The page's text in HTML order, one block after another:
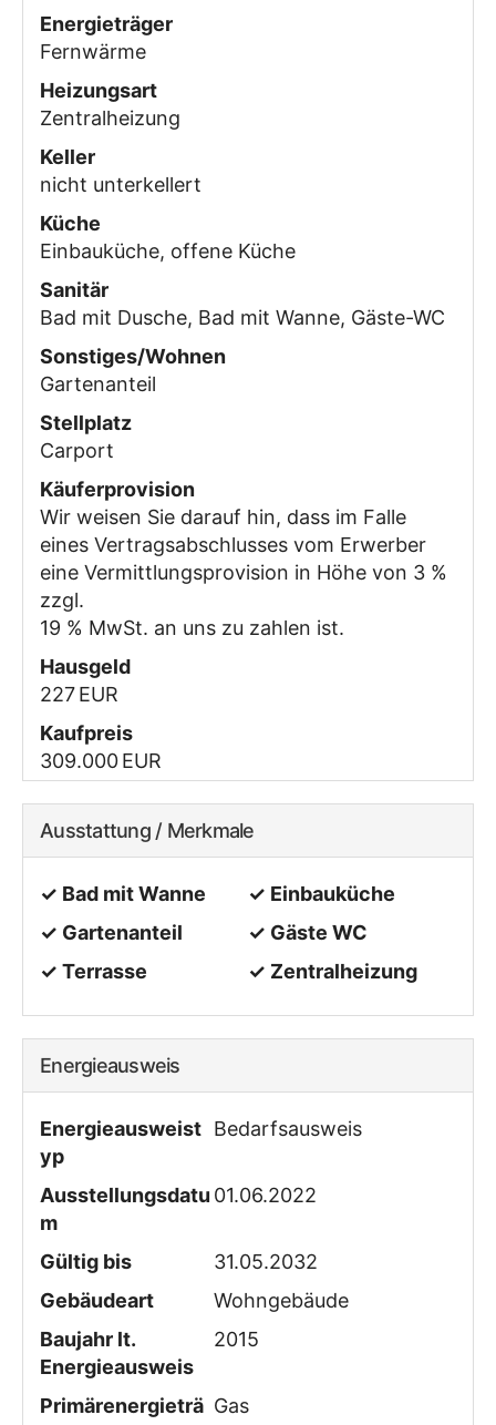
Energieträger
Fernwärme
Heizungsart
Zentralheizung
Keller
nicht unterkellert
Küche
Einbauküche, offene Küche
Sanitär
Bad mit Dusche, Bad mit Wanne, Gäste-WC
Sonstiges/Wohnen
Gartenanteil
Stellplatz
Carport
Käufer­provision
Wir weisen Sie darauf hin, dass im Falle
eines Vertragsabschlusses vom Erwerber
eine Vermittlungsprovision in Höhe von 3 %
zzgl.
19 % MwSt. an uns zu zahlen ist.
Hausgeld
227 EUR
Kaufpreis
309.000 EUR
Ausstattung / Merkmale
✓ Bad mit Wanne
✓ Einbauküche
✓ Gartenanteil
✓ Gäste WC
✓ Terrasse
✓ Zentralheizung
Energieausweis
Energieausweist
yp
Bedarfs­ausweis
Ausstellungsdatu
m
01.06.2022
Gültig bis
31.05.2032
Gebäudeart
Wohngebäude
Baujahr lt.
Energieausweis
2015
Primärenergieträ Gas